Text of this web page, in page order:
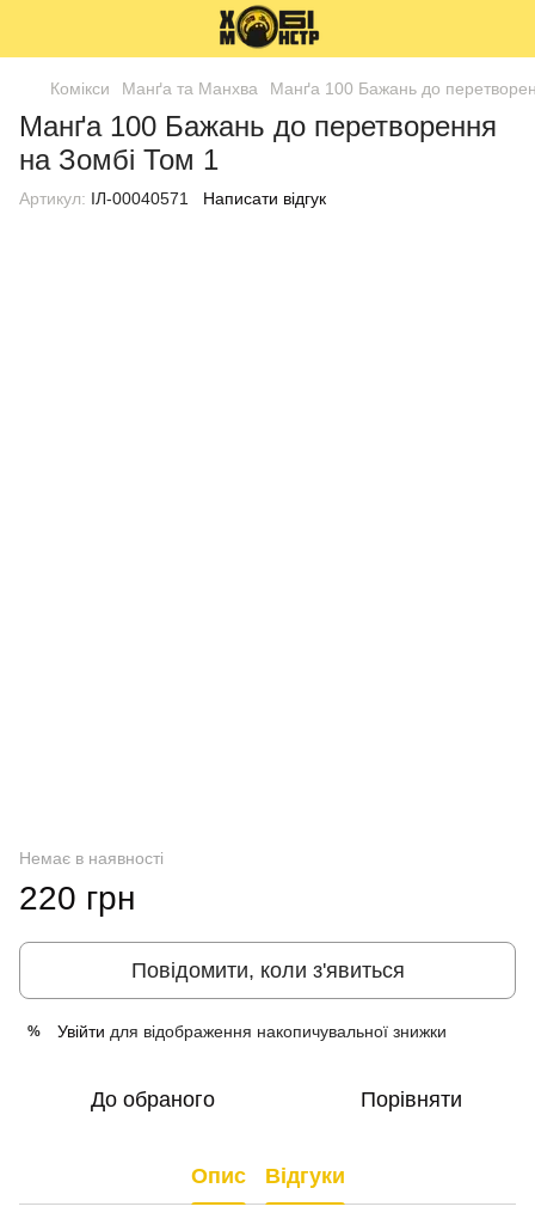
Комікси Манґа та Манхва Манґа 100 Бажань до
Манґа 100 Бажань до перетворення
на Зомбі Том 1
Артикул: ІЛ-00040571 Написати відгук
Немає в наявності
220 грн
Повідомити, коли з'явиться
% Увійти для відображення накопичувальної знижки
До обраного Порівняти
Опис Відгуки